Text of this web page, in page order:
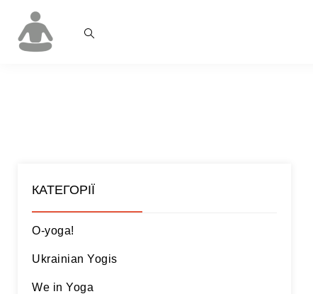
КАТЕГОРІЇ
O-yoga!
Ukrainian Yogis
We in Yoga